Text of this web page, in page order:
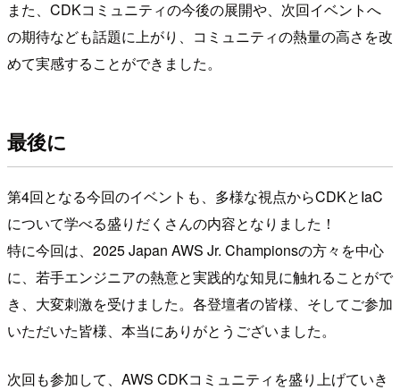
また、CDKコミュニティの今後の展開や、次回イベントへ
の期待なども話題に上がり、コミュニティの熱量の高さを改
めて実感することができました。
最後に
第4回となる今回のイベントも、多様な視点からCDKとIaC
について学べる盛りだくさんの内容となりました！
特に今回は、2025 Japan AWS Jr. Championsの方々を中心
に、若手エンジニアの熱意と実践的な知見に触れることがで
き、大変刺激を受けました。各登壇者の皆様、そしてご参加
いただいた皆様、本当にありがとうございました。
次回も参加して、AWS CDKコミュニティを盛り上げていき